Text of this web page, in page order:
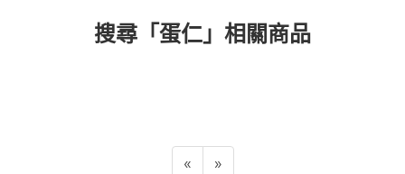
搜尋「蛋仁」相關商品
« »